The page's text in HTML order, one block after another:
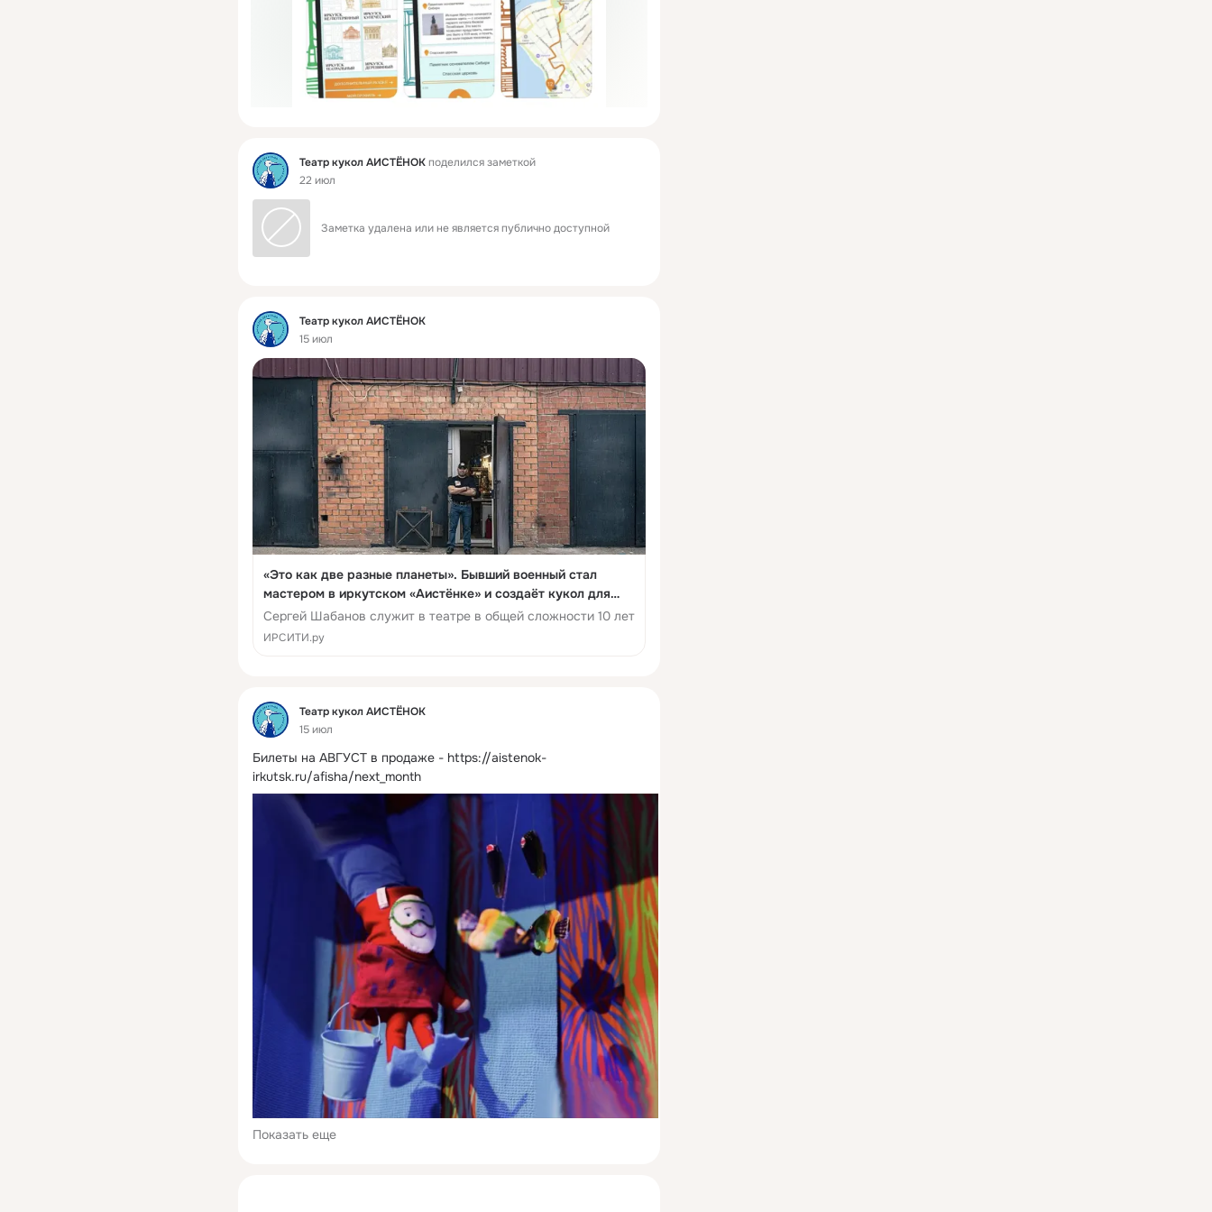
Фид Театр кукол АИСТЁНОКподелился заметкой
22 июл
Заметка удалена или не является публично доступной
Фид
Театр кукол АИСТЁНОК
15 июл
«Это как две разные планеты». Бывший военный стал
мастером в иркутском «Аистёнке» и создаёт кукол для
спектаклей
Сергей Шабанов служит в театре в общей сложности 10 лет
ИРСИТИ.ру
Фид
Театр кукол АИСТЁНОК
15 июл
Билеты на АВГУСТ в продаже - https://aistenok-
irkutsk.ru/afisha/next_month
Показать еще